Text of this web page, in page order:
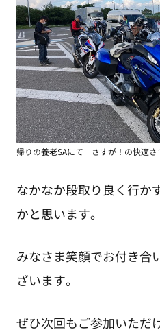
帰りの養老SAにて さすが！の快適さ
なかなか段取り良く行か
かと思います。
みなさま笑顔でお付き合
ざいます。
ぜひ次回もご参加いただ